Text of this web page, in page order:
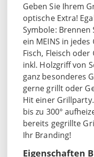
Geben Sie Ihrem
optische Extra!
Symbole:
ein MEINS in
Fisch, Fleisch
inkl. Holzgriff von
ganz besonderes
gerne grillt oder
Hit einer
bis zu 300°
bereits gegrillte
Ihr Branding!
Eigenschaften